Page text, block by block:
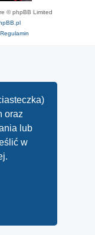
oraz
lub
w
© phpBB Limited
Regulamin